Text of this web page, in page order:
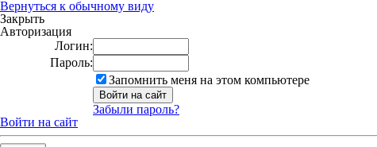
Вернуться к обычному виду
Закрыть
Авторизация
Логин:
Пароль:
Запомнить меня на этом компьютере
Забыли пароль?
Войти на сайт